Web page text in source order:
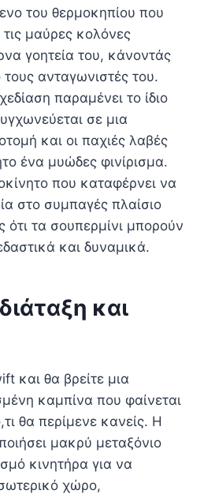
του θερμοκηπίου που
μαύρες κολόνες
γοητεία του, κάνοντάς
ανταγωνιστές του.
παραμένει το ίδιο
σε μια
και οι παχιές λαβές
ένα μυώδες φινίρισμα.
που καταφέρνει να
στο συμπαγές πλαίσιο
ότι τα σουπερμίνι μπορούν
και δυναμικά.
και
και θα βρείτε μια
καμπίνα που φαίνεται
θα περίμενε κανείς. Η
μακρύ μεταξόνιο
κινητήρα για να
χώρο,